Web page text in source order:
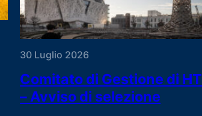
30 Luglio 2026
Comitato di Gestione di HT
– Avviso di selezione